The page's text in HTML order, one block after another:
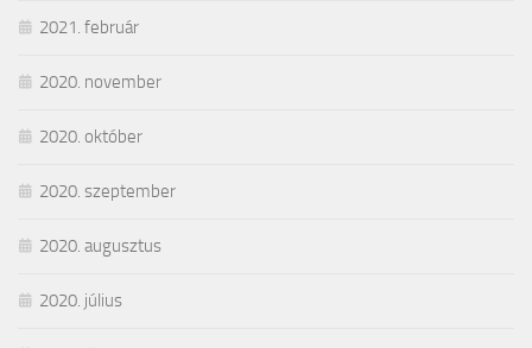
2021. február
2020. november
2020. október
2020. szeptember
2020. augusztus
2020. július